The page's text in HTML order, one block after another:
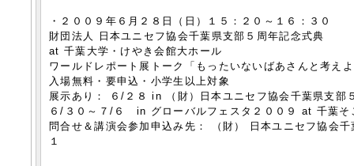
・２００９年６月２８日（日）１５：２０～１６：３０
財団法人 日本ユニセフ協会千葉県支部５周年記念式典
at 千葉大学・けやき会館大ホール
ワールドレポート展トーク「もったいないばあさんと考え
入場無料・要申込・小学生以上対象
展示あり： ６/２８ in （財）日本ユニセフ協会千葉県支
６/３０～７/６ in グローバルフェスタ２００９ at 千葉そ
問合せ＆講演会参加申込み先： （財） 日本ユニセフ協
１